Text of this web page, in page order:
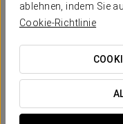
ablehnen, indem Sie
Cookie-Richtlinie
Außerdem bietet die
Stil und die Wärme,